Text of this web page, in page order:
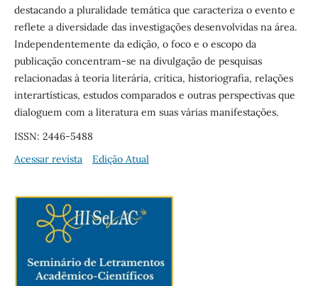
destacando a pluralidade temática que caracteriza o evento e
reflete a diversidade das investigações desenvolvidas na área.
Independentemente da edição, o foco e o escopo da
publicação concentram-se na divulgação de pesquisas
relacionadas à teoria literária, crítica, historiografia, relações
interartísticas, estudos comparados e outras perspectivas que
dialoguem com a literatura em suas várias manifestações.
ISSN: 2446-5488
Acessar revista
Edição Atual